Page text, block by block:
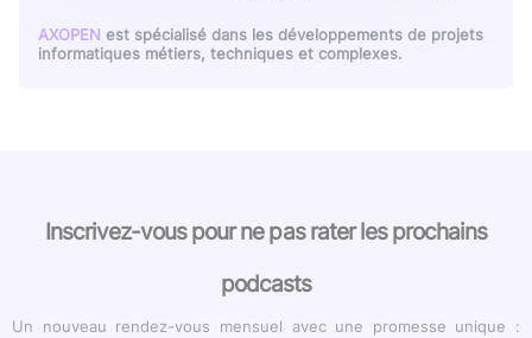
AXOPEN est spécialisé dans les développements de projets
informatiques métiers, techniques et complexes.
Inscrivez-vous pour ne pas rater les prochains
podcasts
Un nouveau rendez-vous mensuel avec une promesse unique :